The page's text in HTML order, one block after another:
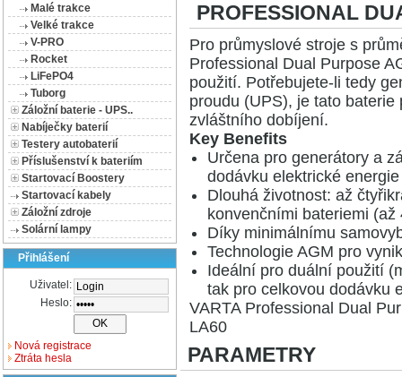
Malé trakce
Velké trakce
V-PRO
Rocket
LiFePO4
Tuborg
Záložní baterie - UPS..
Nabíječky baterií
Testery autobaterií
Příslušenství k bateriím
Startovací Boostery
Startovací kabely
Záložní zdroje
Solární lampy
Přihlášení
Uživatel:
Heslo:
Nová registrace
Ztráta hesla
PROFESSIONAL
Pro průmyslové stroje s
Professional Dual Purpose
použití. Potřebujete-li tedy
proudu (UPS), je tato
zvláštního dobíjení.
Key Benefits
Určena pro generátory a
dodávku elektrické
Dlouhá životnost: až
konvenčními bateriemi
Díky minimálnímu
Technologie AGM pro
Ideální pro duální použití
tak pro celkovou dodávku
VARTA Professional Dual
LA60
PARAMETRY